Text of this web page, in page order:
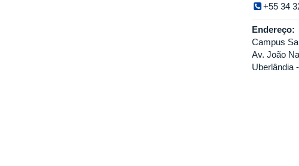
+55 34
Endereço:
Campus
Av. João
Uberlândia